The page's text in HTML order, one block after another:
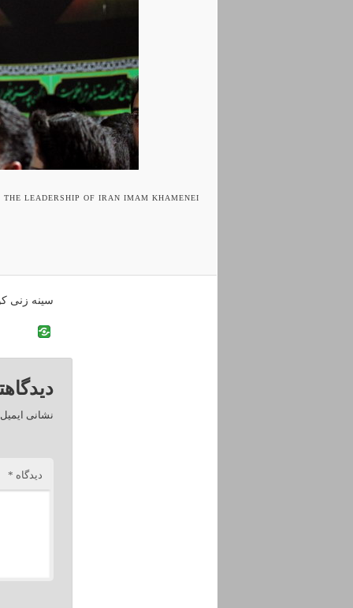
LEADERSHIP OF IRAN IMAM KHAMENEI
سینه زنی
نشانی
دیدگاه *